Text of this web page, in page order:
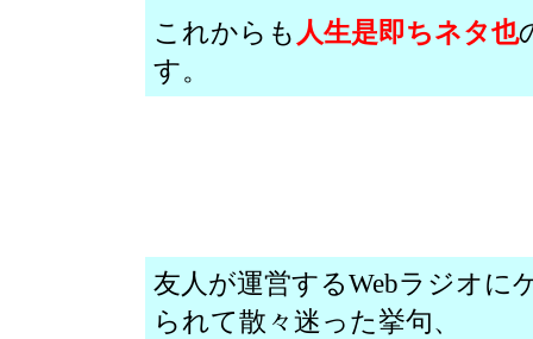
これからも 人生是即ちネタ也
す。
友人が運営するWebラジオに
られて散々迷った挙句、